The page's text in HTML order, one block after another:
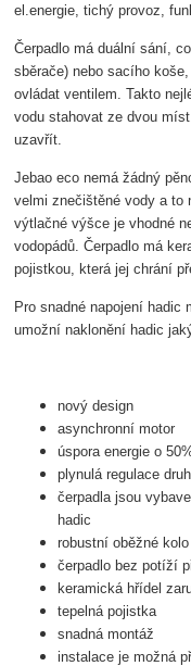
el.energie, tichý provoz,
Čerpadlo má duální sání,
sběrače) nebo sacího
ovládat ventilem. Takto
vodu stahovat ze dvou
uzavřít.
Jebao eco nemá žádný
velmi znečištěné vody a to
výtlačné výšce je vhodné
vodopádů. Čerpadlo má
pojistkou, která jej chrání
Pro snadné napojení hadic
umožní naklonění hadic
nový design
asynchronní motor
úspora energie o
plynulá regulace
čerpadla jsou
hadic
robustní oběžné
čerpadlo bez potíží
keramická hřídel
tepelná pojistka
snadná montáž
instalace je možná